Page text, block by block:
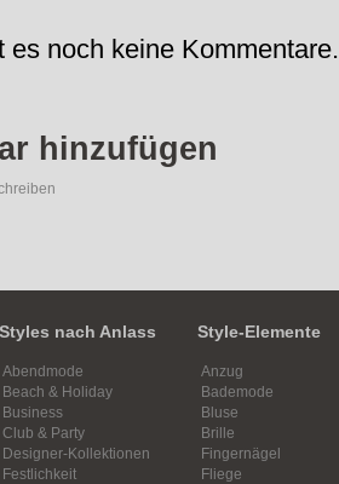
es noch keine
hinzufügen
Styles nach Anlass
Abendmode
Beach & Holiday
Business
Club & Party
Designer-Kollektionen
Festlichkeit
Style-Elemente
Anzug
Bademode
Bluse
Brille
Fingernägel
Fliege